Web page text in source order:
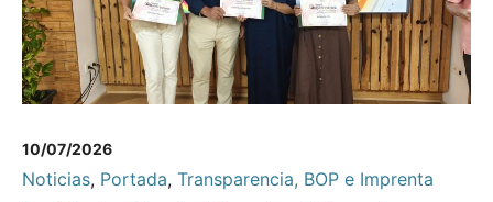
10/07/2026
Noticias, Portada, Transparencia, BOP e Imprenta